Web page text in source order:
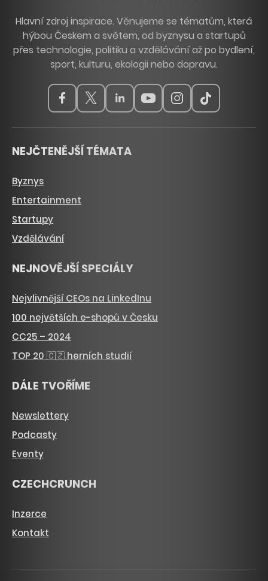
Hlavní zdroj inspirace. Věnujeme se tématům, která
hýbou Českem a světem, od byznysu a startupů
přes technologie, politiku a vzdělávání až po bydlení,
sport, kulturu, ekologii nebo dopravu.
NEJČTENĚJŠÍ TÉMATA
Byznys
Entertainment
Startupy
Vzdělávání
NEJNOVĚJŠÍ SPECIÁLY
Nejvlivnější CEOs na LinkedInu
100 největších e-shopů v Česku
CC25 – 2024
TOP 20 🇨🇿 herních studií
DÁLE TVOŘÍME
Newslettery
Podcasty
Eventy
CZECHCRUNCH
Inzerce
Kontakt